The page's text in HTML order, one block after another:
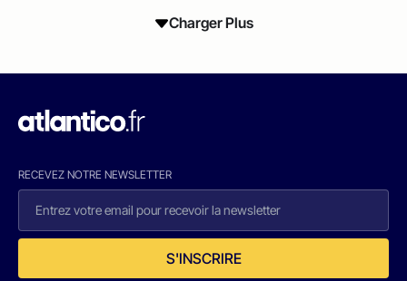
Charger Plus
RECEVEZ NOTRE NEWSLETTER
S'INSCRIRE